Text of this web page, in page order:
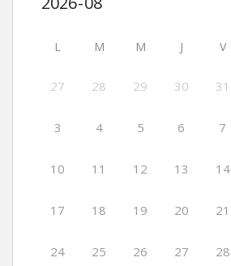
L M M J V
27 28 29 30 31
3 4 5 6 7
10 11 12 13 14
17 18 19 20 21
24 25 26 27 28